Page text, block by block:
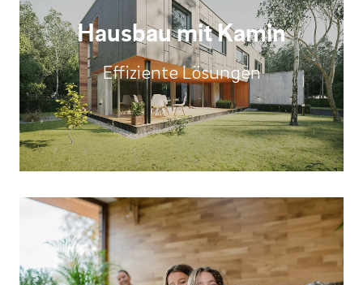
Hausbau mit Kamin
Effiziente Lösungen